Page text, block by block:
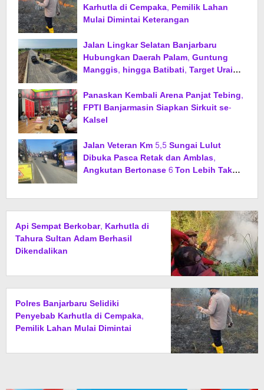
Karhutla di Cempaka, Pemilik Lahan
Mulai Dimintai Keterangan
Jalan Lingkar Selatan Banjarbaru
Hubungkan Daerah Palam, Guntung
Manggis, hingga Batibati, Target Urai
Panaskan Kembali Arena Panjat Tebing,
FPTI Banjarmasin Siapkan Sirkuit se-
Kalsel
Jalan Veteran Km 5,5 Sungai Lulut
Dibuka Pasca Retak dan Amblas,
Angkutan Bertonase 6 Ton Lebih Tak
Api Sempat Berkobar, Karhutla di
Tahura Sultan Adam Berhasil
Dikendalikan
Polres Banjarbaru Selidiki
Penyebab Karhutla di Cempaka,
Pemilik Lahan Mulai Dimintai